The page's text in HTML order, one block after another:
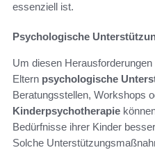
essenziell ist.
Psychologische
Um diesen
Eltern psychologische
Beratungsstellen, Workshops
Kinderpsychotherapie
Bedürfnisse ihrer Kinder
Solche